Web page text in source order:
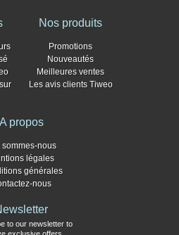
Nos produits
Promotions
Nouveautés
Meilleures ventes
Les avis clients Tiweo
A propos
sommes-nous
légales
générales
nous
to our newsletter to